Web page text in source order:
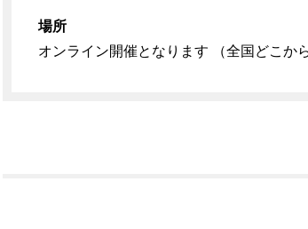
場所
オンライン開催となります （全国どこか